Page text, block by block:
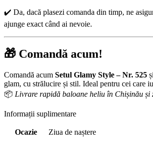
✔️ Da, dacă plasezi comanda din timp, ne
ajunge exact când ai nevoie.
🎁 Comandă acum!
Comandă acum Setul Glamy Style – Nr. 525
glam, cu strălucire și stil. Ideal pentru cei care
📦 Livrare rapidă baloane heliu în Chișinău și
Informații suplimentare
Ocazie Ziua de naștere